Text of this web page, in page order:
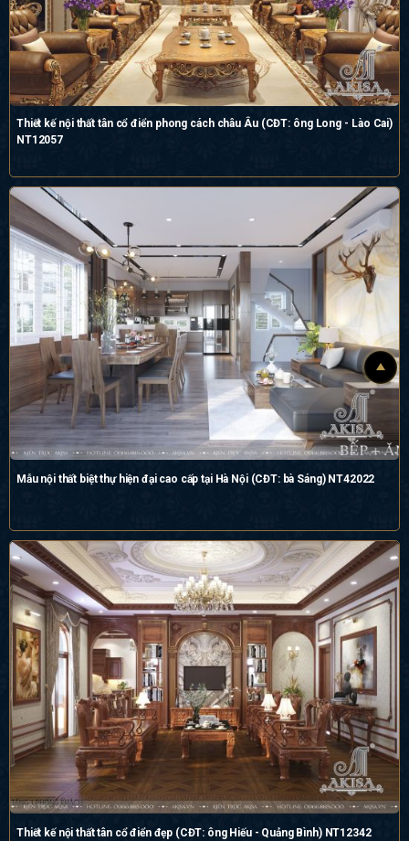
Thiết kế nội thất tân cổ điển phong cách châu Âu (CĐT: ông Long - Lào Cai)
NT12057
Mẫu nội thất biệt thự hiện đại cao cấp tại Hà Nội (CĐT: bà Sáng) NT42022
Thiết kế nội thất tân cổ điển đẹp (CĐT: ông Hiếu - Quảng Bình) NT12342